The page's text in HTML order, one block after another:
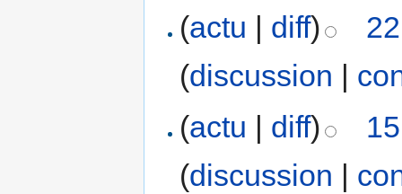
(actu | diff)
(discussion |
(actu | diff)
(discussion |